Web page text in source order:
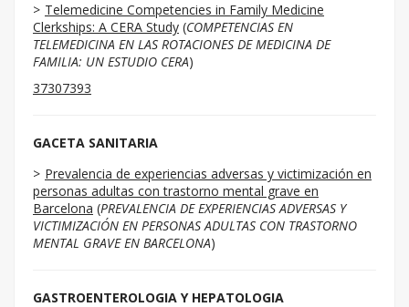
Telemedicine Competencies in Family Medicine
Clerkships: A CERA Study (COMPETENCIAS EN
TELEMEDICINA EN LAS ROTACIONES DE MEDICINA DE
FAMILIA: UN ESTUDIO CERA)
37307393
GACETA SANITARIA
Prevalencia de experiencias adversas y victimización en
personas adultas con trastorno mental grave en
Barcelona (PREVALENCIA DE EXPERIENCIAS ADVERSAS Y
VICTIMIZACIÓN EN PERSONAS ADULTAS CON TRASTORNO
MENTAL GRAVE EN BARCELONA)
GASTROENTEROLOGIA Y HEPATOLOGIA